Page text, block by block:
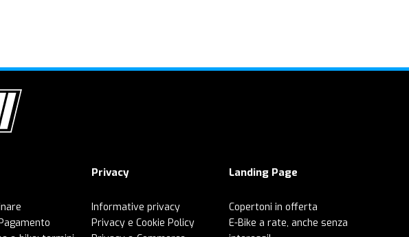
Privacy
Informative privacy
Privacy e Cookie Policy
Landing Page
Copertoni in offerta
E-Bike a rate, anche senza